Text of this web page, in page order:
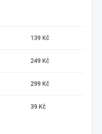
139 Kč
249 Kč
299 Kč
39 Kč